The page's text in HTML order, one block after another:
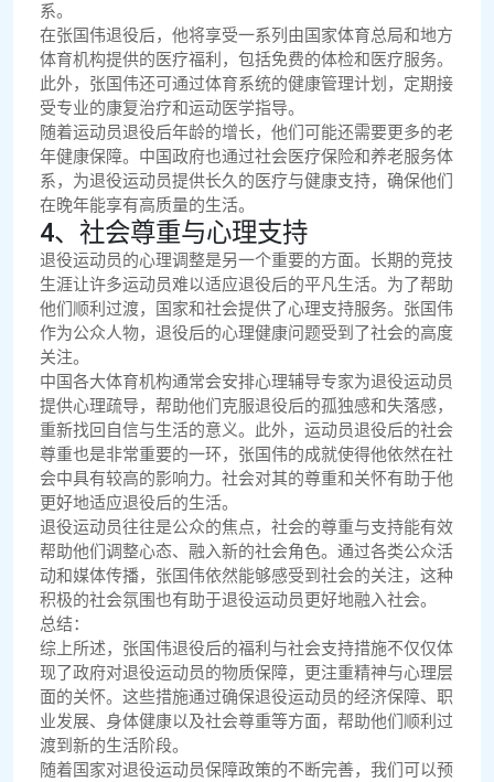
系。
在张国伟退役后，他将享受一系列由国家体育总局和地方
体育机构提供的医疗福利，包括免费的体检和医疗服务。
此外，张国伟还可通过体育系统的健康管理计划，定期接
受专业的康复治疗和运动医学指导。
随着运动员退役后年龄的增长，他们可能还需要更多的老
年健康保障。中国政府也通过社会医疗保险和养老服务体
系，为退役运动员提供长久的医疗与健康支持，确保他们
在晚年能享有高质量的生活。
4、社会尊重与心理支持
退役运动员的心理调整是另一个重要的方面。长期的竞技
生涯让许多运动员难以适应退役后的平凡生活。为了帮助
他们顺利过渡，国家和社会提供了心理支持服务。张国伟
作为公众人物，退役后的心理健康问题受到了社会的高度
关注。
中国各大体育机构通常会安排心理辅导专家为退役运动员
提供心理疏导，帮助他们克服退役后的孤独感和失落感，
重新找回自信与生活的意义。此外，运动员退役后的社会
尊重也是非常重要的一环，张国伟的成就使得他依然在社
会中具有较高的影响力。社会对其的尊重和关怀有助于他
更好地适应退役后的生活。
退役运动员往往是公众的焦点，社会的尊重与支持能有效
帮助他们调整心态、融入新的社会角色。通过各类公众活
动和媒体传播，张国伟依然能够感受到社会的关注，这种
积极的社会氛围也有助于退役运动员更好地融入社会。
总结：
综上所述，张国伟退役后的福利与社会支持措施不仅仅体
现了政府对退役运动员的物质保障，更注重精神与心理层
面的关怀。这些措施通过确保退役运动员的经济保障、职
业发展、身体健康以及社会尊重等方面，帮助他们顺利过
渡到新的生活阶段。
随着国家对退役运动员保障政策的不断完善，我们可以预